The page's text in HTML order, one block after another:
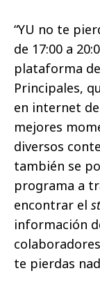
“YU no te
de 17:00 a
plataforma
Principales,
en internet
mejores
diversos
también se
programa a
encontrar el
información
te pierdas